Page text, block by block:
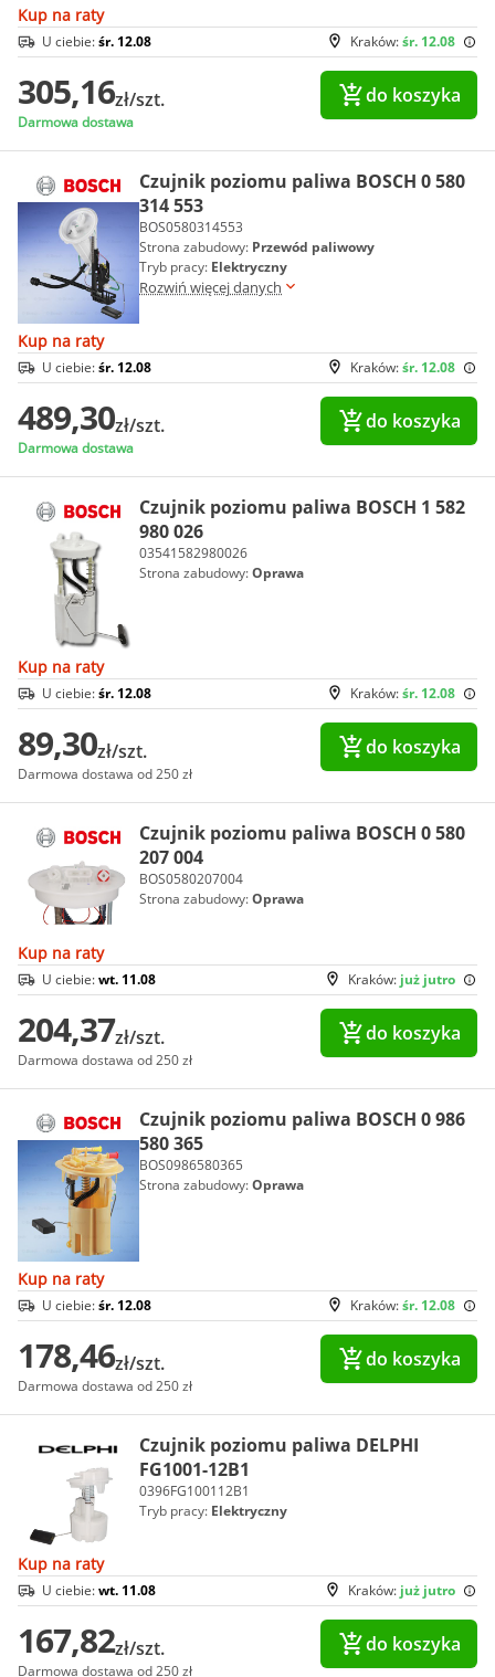
Kup na raty
Kraków:śr. 12.08
U ciebie:śr. 12.08
305,16zł/szt.
Darmowa dostawa
do koszyka
Czujnik poziomu paliwa BOSCH 0 580
314 553
BOS0580314553
Strona zabudowy: Przewód paliwowy
Tryb pracy: Elektryczny
Rozwiń więcej danych
Kup na raty
Kraków:śr. 12.08
U ciebie:śr. 12.08
489,30zł/szt.
Darmowa dostawa
do koszyka
Czujnik poziomu paliwa BOSCH 1 582
980 026
03541582980026
Strona zabudowy:Oprawa
Kup na raty
Kraków:śr. 12.08
U ciebie:śr. 12.08
89,30zł/szt.
Darmowa dostawa od 250 zł
do koszyka
Czujnik poziomu paliwa BOSCH 0 580
207 004
BOS0580207004
Strona zabudowy:Oprawa
Kup na raty
Kraków: już jutro
U ciebie:wt. 11.08
204,37zł/szt.
Darmowa dostawa od 250 zł
do koszyka
Czujnik poziomu paliwa BOSCH 0 986
580 365
BOS0986580365
Strona zabudowy:Oprawa
Kup na raty
Kraków:śr. 12.08
U ciebie:śr. 12.08
178,46zł/szt.
Darmowa dostawa od 250 zł
do koszyka
Czujnik poziomu paliwa DELPHI
FG1001-12B1
0396FG100112B1
Tryb pracy: Elektryczny
Kup na raty
Kraków: już jutro
U ciebie:wt. 11.08
167,82zł/szt.
Darmowa dostawa od 250 zł
do koszyka